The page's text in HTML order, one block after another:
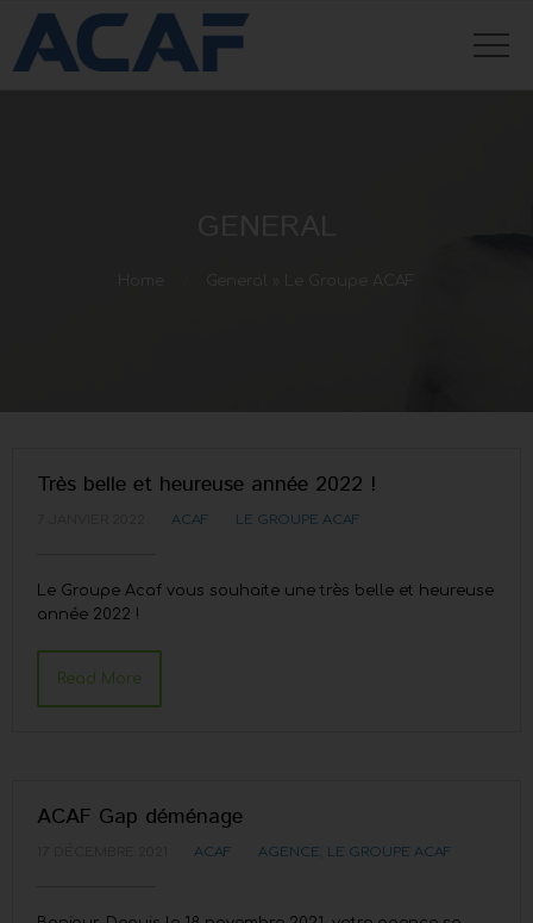
Très belle et heureuse année 2022 !
ACAF LE GROUPE ACAF
Le Groupe Acaf vous souhaite une très belle et heureuse
année 2022 !
Read More
ACAF Gap déménage
ACAF AGENCE LE GROUPE ACAF